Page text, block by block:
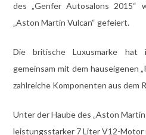
des „Genfer Autosalons 2015“
„Aston Martin Vulcan“ gefeiert.
Die britische Luxusmarke hat
gemeinsam mit dem hauseigenen
zahlreiche Komponenten aus dem
Unter der Haube des „Aston
leistungsstarker 7 Liter V12-Motor